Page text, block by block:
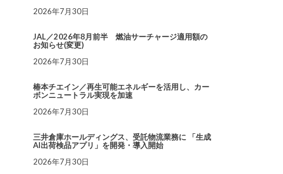
2026年7月30日
JAL／2026年8月前半 燃油サーチャージ適用額の
お知らせ(変更)
2026年7月30日
椿本チエイン／再生可能エネルギーを活用し、カー
ボンニュートラル実現を加速
2026年7月30日
三井倉庫ホールディングス、受託物流業務に 「生成
AI出荷検品アプリ」を開発・導入開始
2026年7月30日